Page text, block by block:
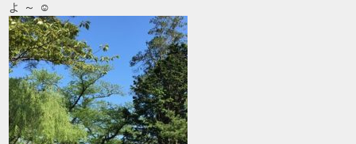
よ～☺